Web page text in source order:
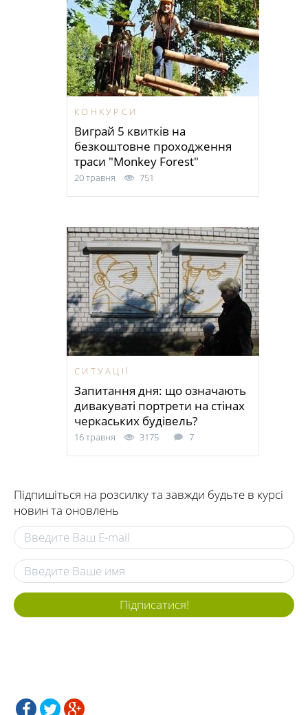
КОНКУРСИ
Виграй 5 квитків на
безкоштовне проходження
траси "Monkey Forest"
20 травня 751
СИТУАЦІЇ
Запитання дня: що означають
дивакуваті портрети на стінах
черкаських будівель?
16 травня 3175 7
Підпишіться на розсилку та завжди будьте в курсі
новин та оновлень
Підписатися!